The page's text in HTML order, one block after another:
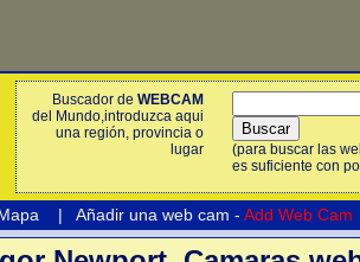
Buscador de WEBCAM
del Mundo,introduzca aqui
una región, provincia o
lugar
(para buscar las
es suficiente con
| Añadir una web cam - Add Web Cam